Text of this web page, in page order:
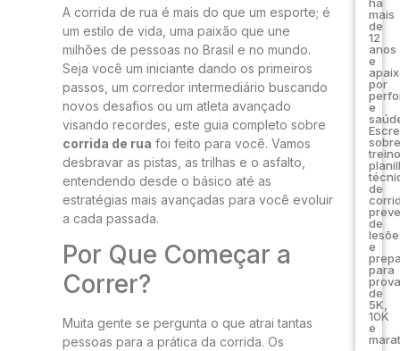
A corrida de rua é mais do que um esporte; é
um estilo de vida, uma paixão que une
milhões de pessoas no Brasil e no mundo.
Seja você um iniciante dando os primeiros
passos, um corredor intermediário buscando
novos desafios ou um atleta avançado
visando recordes, este guia completo sobre
corrida de rua foi feito para você. Vamos
desbravar as pistas, as trilhas e o asfalto,
entendendo desde o básico até as
estratégias mais avançadas para você evoluir
a cada passada.
Por Que Começar a
Correr?
Muita gente se pergunta o que atrai tantas
pessoas para a prática da corrida. Os
mais
de
12
anos
e
por
e
sobre
de
de
e
para
de
5K,
10K
e